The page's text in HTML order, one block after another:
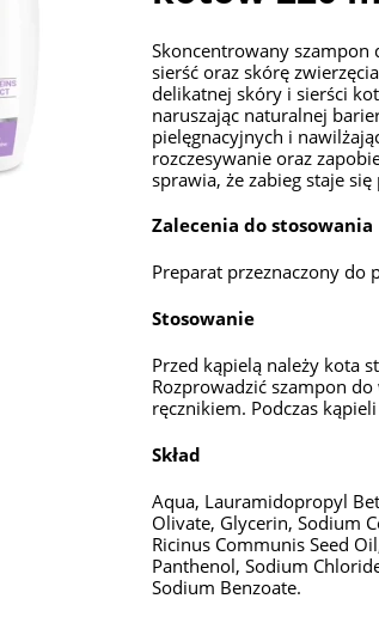
Skoncentrowany
sierść oraz skórę
delikatnej skóry i sierści
naruszając naturalnej
pielęgnacyjnych i
rozczesywanie oraz
sprawia, że zabieg staje
Zalecenia do stosowania
Preparat przeznaczony do
Stosowanie
Przed kąpielą należy kota
Rozprowadzić szampon
ręcznikiem. Podczas
Skład
Aqua, Lauramidopropyl
Olivate, Glycerin, Sodium
Ricinus Communis Seed
Panthenol, Sodium
Sodium Benzoate.